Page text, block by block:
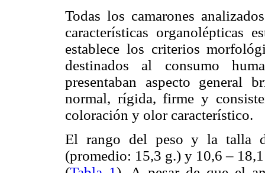
Todas los camarones
características organolépticas
establece los criterios
destinados al consumo
presentaban aspecto general
normal, rígida, firme y
coloración y olor característico.
El rango del peso y la talla
(promedio: 15,3 g.) y 10,6 –